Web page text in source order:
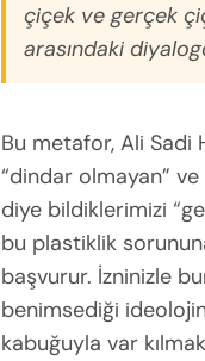
çiçek ve gerçek
arasındaki
Bu metafor, Ali Sadi
“dindar olmayan”
diye bildiklerimizi
bu plastiklik
başvurur. İzninizle
benimsediği
kabuğuyla var